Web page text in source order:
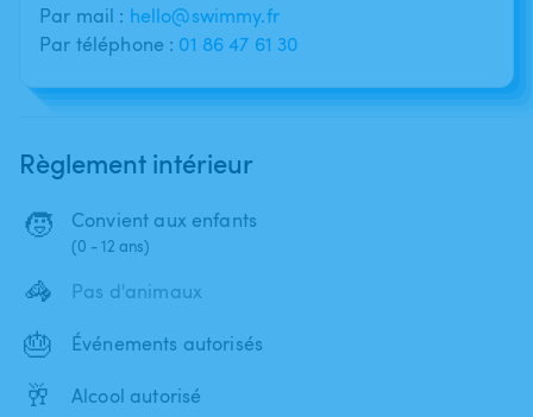
Par mail : hello@swimmy.fr
Par téléphone : 01 86 47 61 30
Règlement intérieur
🧒 Convient aux enfants
(0 - 12 ans)
🦓 Pas d'animaux
🎂 Événements autorisés
🥂 Alcool autorisé